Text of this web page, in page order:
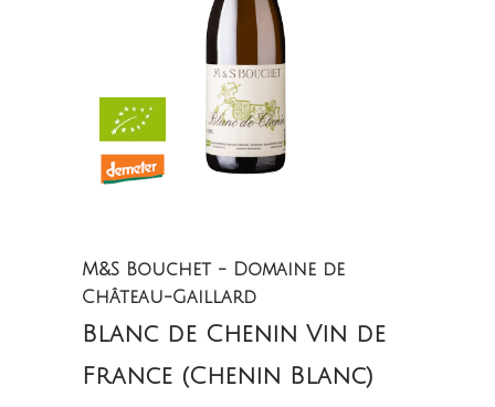
M&S Bouchet - Domaine de
Château-Gaillard
Blanc de Chenin Vin de
France (Chenin Blanc)